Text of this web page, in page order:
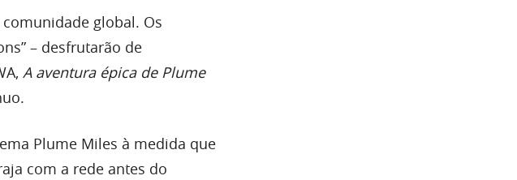
global. Os
– desfrutarão de
A aventura épica de Plume
Plume Miles à medida que
com a rede antes do